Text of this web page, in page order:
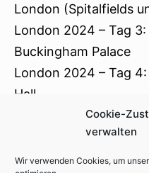
Cookie-
verwalten
Wir verwenden Cookies, um
London (Spitalfields
London 2024 – Tag
Buckingham Palace
London 2024 – Tag 4:
Hall
London 2024 – Tag
Wien – Leopold